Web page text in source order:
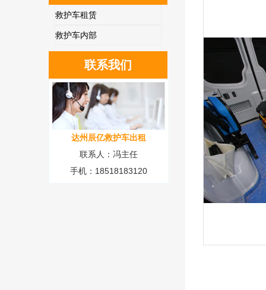
救护车内部
救护车租赁
联系我们
达州辰亿救护车出租
联系人：冯主任
手机：18518183120